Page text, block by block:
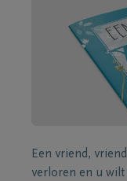
Een vriend,
verloren en u wilt